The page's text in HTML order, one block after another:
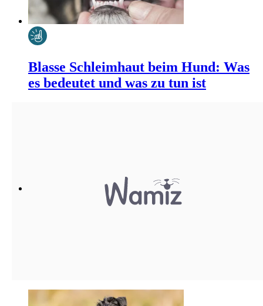
Blasse Schleimhaut beim Hund: Was
es bedeutet und was zu tun ist